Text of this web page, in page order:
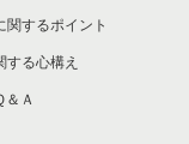
覧
関するポイント
する心構え
＆Ａ